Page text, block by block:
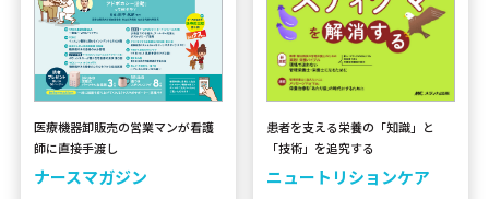
医療機器卸販売の営業マンが看護
師に直接手渡し
ナースマガジン
患者を支える栄養の「知識」と
「技術」を追究する
ニュートリションケア